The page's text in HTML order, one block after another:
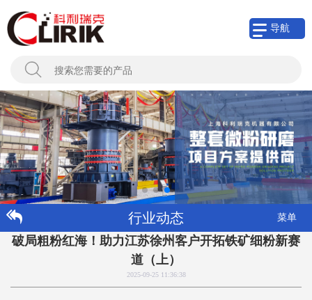
导航
行业动态 菜单
破局粗粉红海！助力江苏徐州客户开拓铁矿细粉新赛
道（上）
2025-09-25 11:36:38